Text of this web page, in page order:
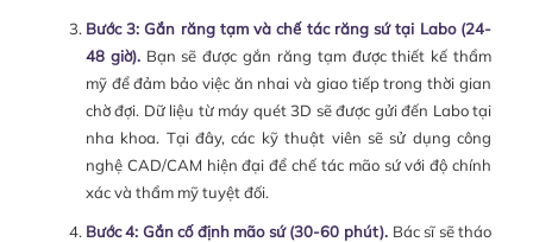
Bước 3: Gắn răng tạm và chế tác răng sứ tại Labo (24-
48 giờ).Bạn sẽ được gắn răng tạm được thiết kế thẩm
mỹ để đảm bảo việc ăn nhai và giao tiếp trong thời gian
chờ đợi. Dữ liệu từ máy quét 3D sẽ được gửi đến Labo tại
nha khoa. Tại đây, các kỹ thuật viên sẽ sử dụng công
nghệ CAD/CAM hiện đại để chế tác mão sứ với độ chính
xác và thẩm mỹ tuyệt đối.
Bước 4: Gắn cố định mão sứ (30-60 phút). Bác sĩ sẽ tháo